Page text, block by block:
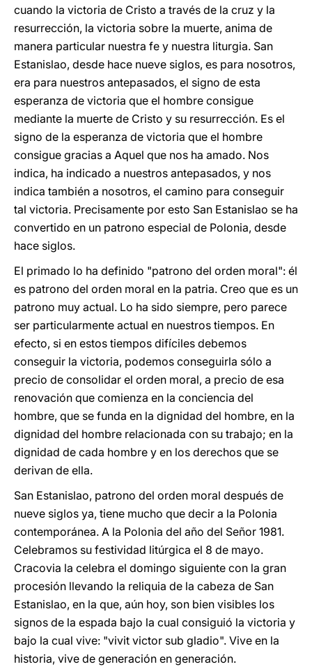
cuando la victoria de Cristo a través de la cruz y la
resurrección, la victoria sobre la muerte, anima de
manera particular nuestra fe y nuestra liturgia. San
Estanislao, desde hace nueve siglos, es para nosotros,
era para nuestros antepasados, el signo de esta
esperanza de victoria que el hombre consigue
mediante la muerte de Cristo y su resurrección. Es el
signo de la esperanza de victoria que el hombre
consigue gracias a Aquel que nos ha amado. Nos
indica, ha indicado a nuestros antepasados, y nos
indica también a nosotros, el camino para conseguir
tal victoria. Precisamente por esto San Estanislao se ha
convertido en un patrono especial de Polonia, desde
hace siglos.
El primado lo ha definido "patrono del orden moral": él
es patrono del orden moral en la patria. Creo que es un
patrono muy actual. Lo ha sido siempre, pero parece
ser particularmente actual en nuestros tiempos. En
efecto, si en estos tiempos difíciles debemos
conseguir la victoria, podemos conseguirla sólo a
precio de consolidar el orden moral, a precio de esa
renovación que comienza en la conciencia del
hombre, que se funda en la dignidad del hombre, en la
dignidad del hombre relacionada con su trabajo; en la
dignidad de cada hombre y en los derechos que se
derivan de ella.
San Estanislao, patrono del orden moral después de
nueve siglos ya, tiene mucho que decir a la Polonia
contemporánea. A la Polonia del año del Señor 1981.
Celebramos su festividad litúrgica el 8 de mayo.
Cracovia la celebra el domingo siguiente con la gran
procesión llevando la reliquia de la cabeza de San
Estanislao, en la que, aún hoy, son bien visibles los
signos de la espada bajo la cual consiguió la victoria y
bajo la cual vive: "vivit victor sub gladio". Vive en la
historia, vive de generación en generación.